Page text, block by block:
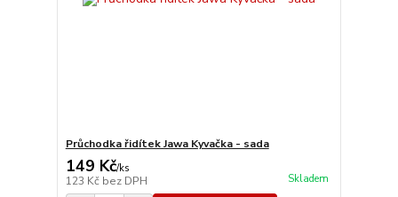
Průchodka řidítek Jawa Kyvačka - sada
149 Kč/ks
123 Kč bez DPH Skladem